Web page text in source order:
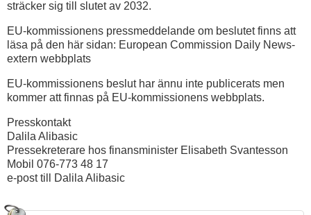
sträcker sig till slutet av 2032.
EU-kommissionens pressmeddelande om beslutet finns att
läsa på den här sidan: European Commission Daily News-
extern webbplats
EU-kommissionens beslut har ännu inte publicerats men
kommer att finnas på EU-kommissionens webbplats.
Presskontakt
Dalila Alibasic
Pressekreterare hos finansminister Elisabeth Svantesson
Mobil 076-773 48 17
e-post till Dalila Alibasic